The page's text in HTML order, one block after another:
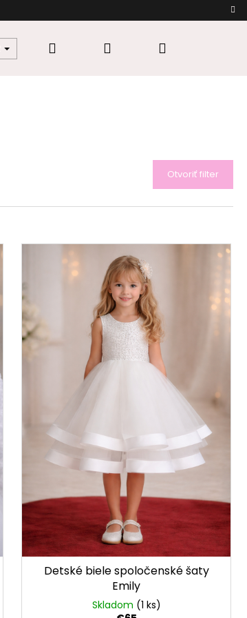
Šaty pre moletky Dámska móda
Hľadať Prihlásenie
Otvoriť filter
Detské biele spoločenské šaty
Emily
Skladom (1 ks)